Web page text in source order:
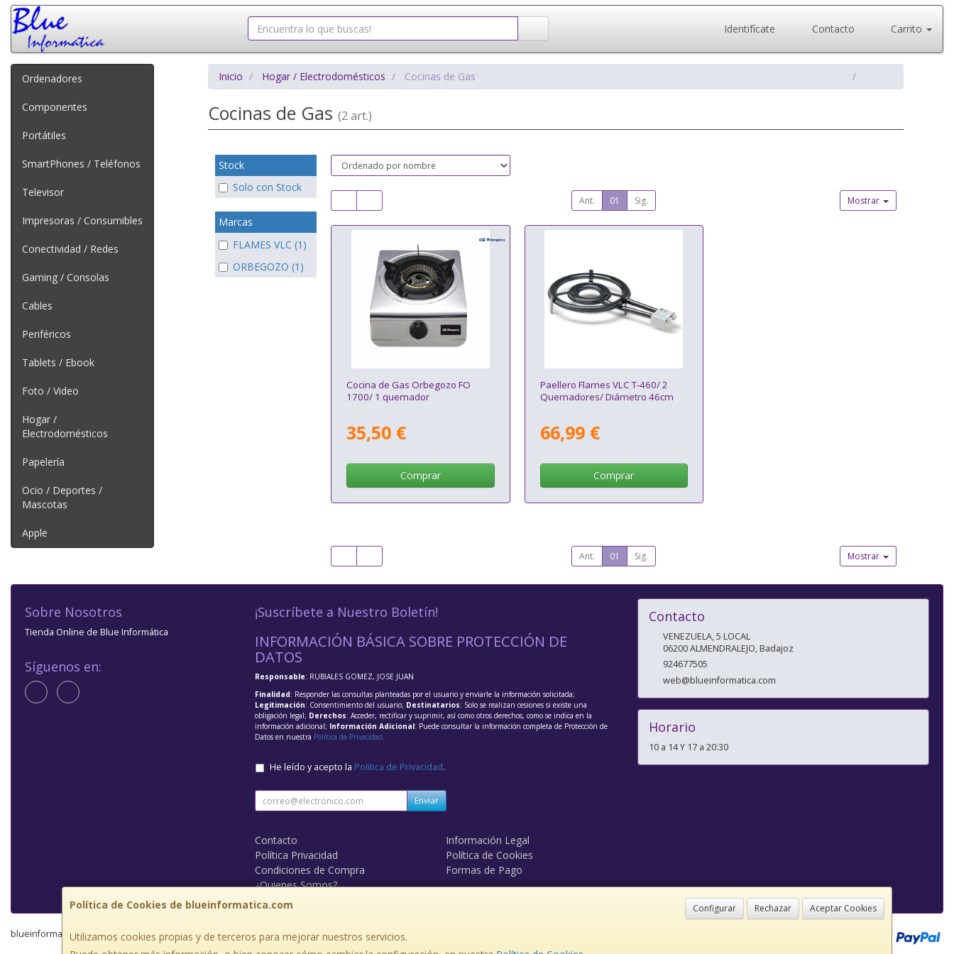
Identifícate Contacto Carrito
Ordenadores
Componentes
Portátiles
SmartPhones / Teléfonos
Televisor
Impresoras / Consumibles
Conectividad / Redes
Gaming / Consolas
Cables
Periféricos
Tablets / Ebook
Foto / Video
Hogar /
Electrodomésticos
Papelería
Ocio / Deportes /
Mascotas
Apple
Inicio Hogar / Electrodomésticos Cocinas de Gas
Cocinas de Gas (2 art.)
Stock
Solo con Stock
Marcas
FLAMES VLC (1)
ORBEGOZO (1)
Ant. 01 Sig. Mostrar
Cocina de Gas Orbegozo FO
1700/ 1 quemador
35,50 €
Comprar
Paellero Flames VLC T-460/ 2
Quemadores/ Diámetro 46cm
66,99 €
Comprar
Ant. 01 Sig. Mostrar
Política de Cookies de blueinformatica.com Configurar Rechazar Aceptar Cookies
Utilizamos cookies propias y de terceros para mejorar nuestros servicios.
Sobre Nosotros
Tienda Online de Blue Informática
Síguenos en:
¡Suscríbete a Nuestro Boletín!
INFORMACIÓN BÁSICA SOBRE PROTECCIÓN DE
DATOS
Responsable: RUBIALES GOMEZ, JOSE JUAN
Finalidad: Responder las consultas planteadas por el usuario y enviarle la información solicitada;
Legitimación: Consentimiento del usuario; Destinatarios: Solo se realizan cesiones si existe una
obligación legal; Derechos: Acceder, rectificar y suprimir, así como otros derechos, como se indica en la
información adicional; Información Adicional: Puede consultar la información completa de Protección de
Datos en nuestra Política de Privacidad.
He leído y acepto la Política de Privacidad.
Enviar
Contacto
Información Legal
Política Privacidad
Política de Cookies
Condiciones de Compra
Formas de Pago
¿Quienes Somos?
Contacto
VENEZUELA, 5 LOCAL
06200ALMENDRALEJO,Badajoz
924677505
web@blueinformatica.com
Horario
10 a 14 Y 17 a 20:30
blueinformatica.com © 2026